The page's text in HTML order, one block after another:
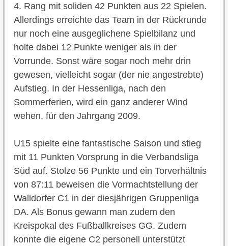
4. Rang mit soliden 42 Punkten aus 22 Spielen.
Allerdings erreichte das Team in der Rückrunde
nur noch eine ausgeglichene Spielbilanz und
holte dabei 12 Punkte weniger als in der
Vorrunde. Sonst wäre sogar noch mehr drin
gewesen, vielleicht sogar (der nie angestrebte)
Aufstieg. In der Hessenliga, nach den
Sommerferien, wird ein ganz anderer Wind
wehen, für den Jahrgang 2009.
U15 spielte eine fantastische Saison und stieg
mit 11 Punkten Vorsprung in die Verbandsliga
Süd auf. Stolze 56 Punkte und ein Torverhältnis
von 87:11 beweisen die Vormachtstellung der
Walldorfer C1 in der diesjährigen Gruppenliga
DA. Als Bonus gewann man zudem den
Kreispokal des Fußballkreises GG. Zudem
konnte die eigene C2 personell unterstützt